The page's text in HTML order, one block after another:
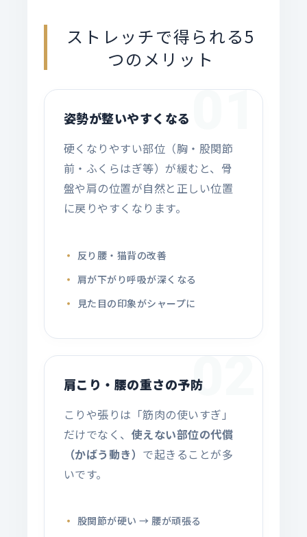
ストレッチで得られる5
つのメリット
01
姿勢が整いやすくなる
硬くなりやすい部位（胸・股関節
前・ふくらはぎ等）が緩むと、骨
盤や肩の位置が自然と正しい位置
に戻りやすくなります。
反り腰・猫背の改善
肩が下がり呼吸が深くなる
見た目の印象がシャープに
02
肩こり・腰の重さの予防
こりや張りは「筋肉の使いすぎ」
だけでなく、 使えない部位の代償
（かばう動き） で起きることが多
いです。
股関節が硬い → 腰が頑張る